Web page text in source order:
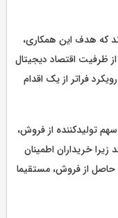
که هدف این همکاری،
ظرفیت اقتصاد دیجیتال
فراتر از یک اقدام
تولیدکننده از فروش،
خریداران اطمینان
از فروش، مستقیما